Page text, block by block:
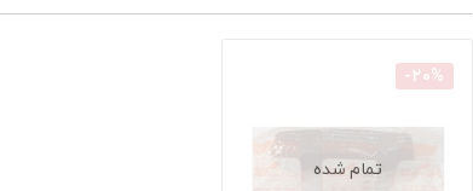
تمام شده
-۲۰%